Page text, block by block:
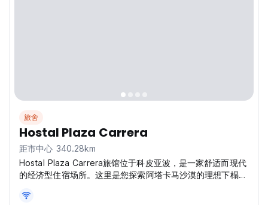
旅舍
Hostal Plaza Carrera
距市中心 340.28km
Hostal Plaza Carrera旅馆位于科皮亚波，是一家舒适而现代
的经济型住宿场所。这里是您探索阿塔卡马沙漠的理想下榻
language)